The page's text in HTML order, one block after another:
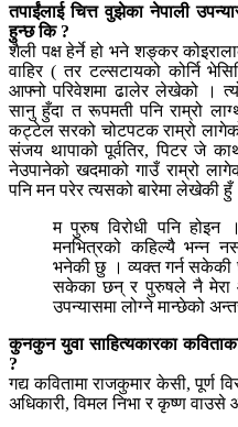
तपाईंलाई चित्त वुझेका नेपाली
हुन्छ कि ?
शैली पक्ष हेर्ने हो भने शङ्कर
वाहिर ( तर टल्सटायको कोर्नि
आफ्नो परिवेशमा ढालेर लेखेको ।
सानु हुँदा त रूपमती पनि राम्रो
कट्टेल सरको चोटपटक राम्रो
संजय थापाको पूर्वतिर, पिटर जे
नेउपानेको खदमाको गाउँ राम्रो
पनि मन परेर त्यसको बारेमा लेखेकी हुँ
म पुरुष विरोधी पनि
मनभित्रको कहिल्यै भन्न
भनेकी छु । व्यक्त गर्न सकेकी
सकेका छन् र पुरुषले नै
उपन्यासमा लोग्ने मान्छेको
कुनकुन युवा साहित्यकारका
?
गद्य कवितामा राजकुमार केसी, पूर्ण
अधिकारी, विमल निभा र कृष्ण वाउसे